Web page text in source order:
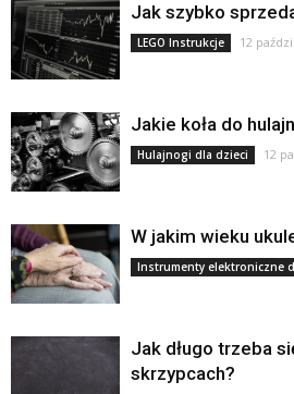
Jak szybko
LEGO Instrukcje 12
Jakie koła do
Hulajnogi dla dzieci 12
W jakim wieku
Instrumenty elektroniczne
Jak długo trzeba
skrzypcach?